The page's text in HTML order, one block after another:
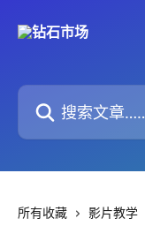
搜索文章……
所有收藏 影片教学